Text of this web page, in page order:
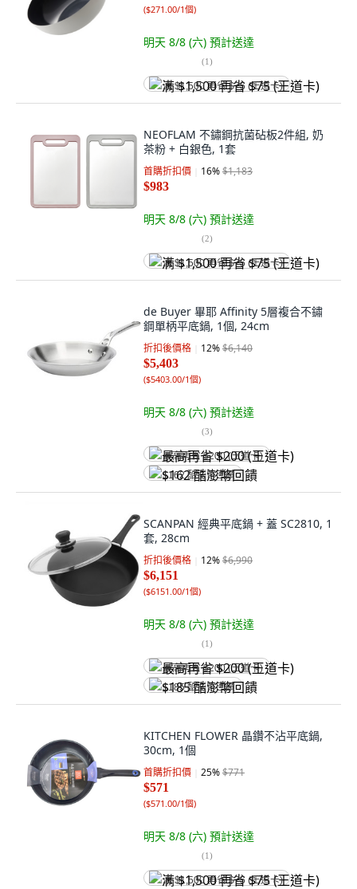
($271.00/1個)
明天 8/8 (六) 預計送達
(1)
满 $1,500 再省 $75 (王道卡)
NEOFLAM 不鏽鋼抗菌砧板2件組, 奶
茶粉 + 白銀色, 1套
首購折扣價 16%$1,183
$983
明天 8/8 (六) 預計送達
(2)
满 $1,500 再省 $75 (王道卡)
de Buyer 畢耶 Affinity 5層複合不鏽
鋼單柄平底鍋, 1個, 24cm
折扣後價格 12%$6,140
$5,403
($5403.00/1個)
明天 8/8 (六) 預計送達
(3)
最高再省 $200 (王道卡)
$162 酷澎幣回饋
SCANPAN 經典平底鍋 + 蓋 SC2810, 1
套, 28cm
折扣後價格 12%$6,990
$6,151
($6151.00/1個)
明天 8/8 (六) 預計送達
(1)
最高再省 $200 (王道卡)
$185 酷澎幣回饋
KITCHEN FLOWER 晶鑽不沾平底鍋,
30cm, 1個
首購折扣價 25%$771
$571
($571.00/1個)
明天 8/8 (六) 預計送達
(1)
满 $1,500 再省 $75 (王道卡)